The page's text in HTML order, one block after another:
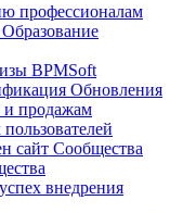
профессионалам
BPMSoft
Обновления
и продажам
сайт Сообщества
внедрения